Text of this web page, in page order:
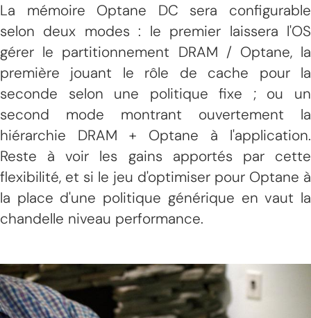
La mémoire Optane DC sera configurable
selon deux modes : le premier laissera l'OS
gérer le partitionnement DRAM / Optane, la
première jouant le rôle de cache pour la
seconde selon une politique fixe ; ou un
second mode montrant ouvertement la
hiérarchie DRAM + Optane à l'application.
Reste à voir les gains apportés par cette
flexibilité, et si le jeu d'optimiser pour Optane à
la place d'une politique générique en vaut la
chandelle niveau performance.